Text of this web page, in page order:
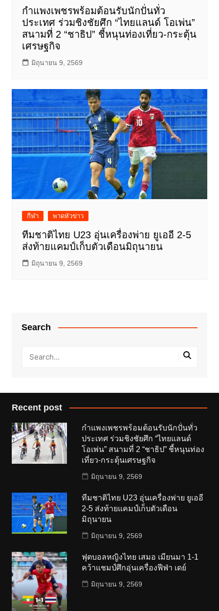
กำแพงเพชรพร้อมต้อนรับนักปั่นทั่ว
ประเทศ ร่วมชิงชัยศึก “ไทยแลนด์ โอเพ่น”
สนามที่ 2 “ชาธิป” ชี้หนุนท่องเที่ยว-กระตุ้น
เศรษฐกิจ
มิถุนายน 9, 2569
กีฬา พาดหัวข่าว
ทีมชาติไทย U23 อุ่นเครื่องพ่าย ยูเออี 2-5
ส่งท้ายแคมป์เก็บตัวเดือนมิถุนายน
มิถุนายน 9, 2569
Search
Recent post
กำแพงเพชรพร้อมต้อนรับนักปั่นทั่ว
ประเทศ ร่วมชิงชัยศึก “ไทยแลนด์
โอเพ่น” สนามที่ 2 “ชาธิป” ชี้หนุนท่อง
เที่ยว-กระตุ้นเศรษฐกิจ
มิถุนายน 9, 2569
ทีมชาติไทย U23 อุ่นเครื่องพ่าย ยูเออี
2-5 ส่งท้ายแคมป์เก็บตัวเดือน
มิถุนายน
มิถุนายน 9, 2569
ฟุตบอลหญิงไทย เสมอ เมียนมา 1-1
คว้าแชมป์ศึกอุ่นเครื่องฟีฟ่า เดย์
มิถุนายน 9, 2569